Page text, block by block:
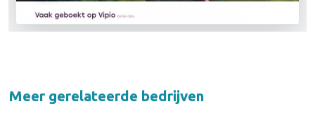
Meer gerelateerde bedrijven